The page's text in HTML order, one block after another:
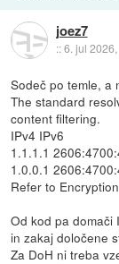
joez7
::6. jul
Sodeč po temle, a
The standard
content filtering.
IPv4 IPv6
1.1.1.1
1.0.0.1
Refer to
Od kod pa domači
in zakaj določene
Za DoH ni treba